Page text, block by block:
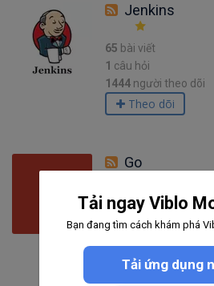
Jenkins
65 bài viết
1 câu hỏi
1444 người theo dõi
Theo dõi
Go
151bài viết
câu hỏi
Theo dõi
Tải ngay Viblo
Bạn đang tìm cách khám phá
Tải ứng dụng